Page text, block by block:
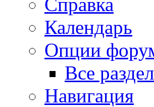
Календарь
Опции
Все
Навигация